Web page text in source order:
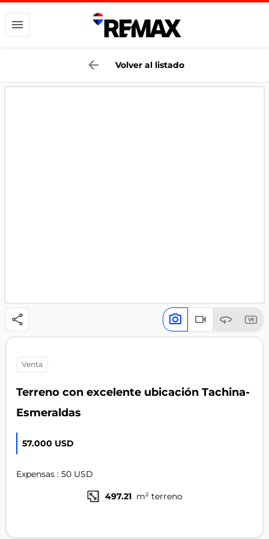
Volver al listado
venta
Terreno con excelente ubicación Tachina-
Esmeraldas
57.000 USD
Expensas : 50 USD
497.21 m² terreno